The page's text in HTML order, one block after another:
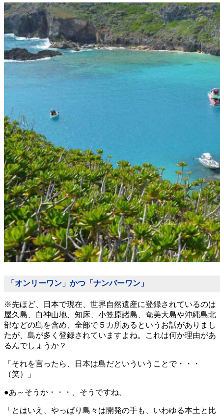
「オンリーワン」かつ「ナンバーワン」
※先ほど、日本で現在、世界自然遺産に登録されているのは
屋久島、白神山地、知床、小笠原諸島、奄美大島や沖縄島北
部などの島を含め、全部で５カ所あるというお話がありまし
たが、島が多く登録されていますよね。これは何か理由があ
るんでしょうか？
「それを言ったら、日本は島だといういうことで・・・
（笑）」
●あ～そうか・・・、そうですね。
「とはいえ、やっぱり島々は開発の手も、いわゆる本土と比